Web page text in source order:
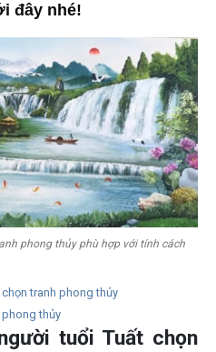
đây nhé!
phong thủy phù hợp với tính cách
tranh phong thủy
phong thủy
tuổi Tuất chọn